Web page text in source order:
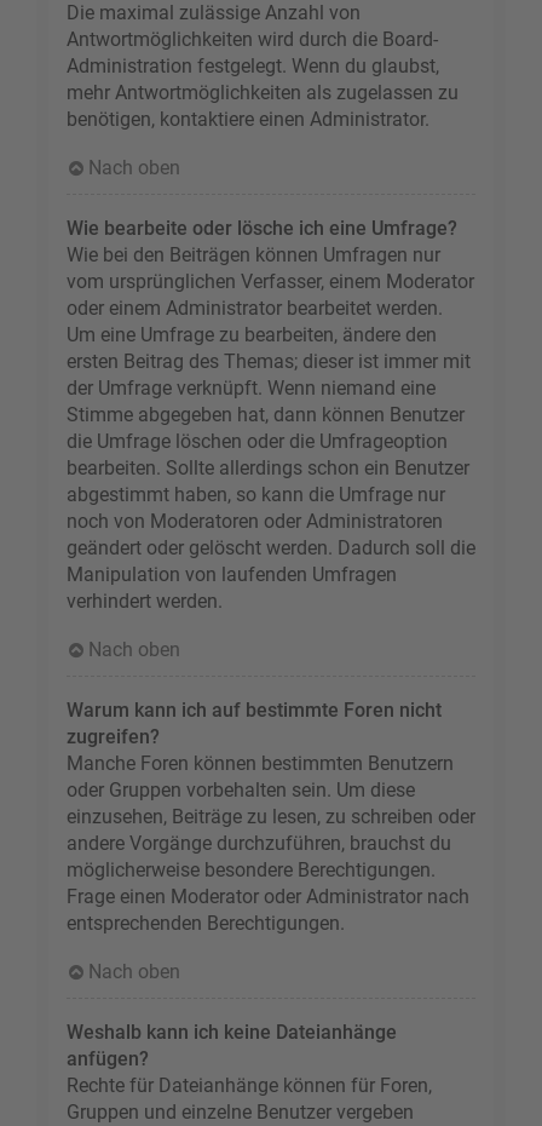
Die maximal zulässige Anzahl von
Antwortmöglichkeiten wird durch die Board-
Administration festgelegt. Wenn du glaubst,
mehr Antwortmöglichkeiten als zugelassen zu
benötigen, kontaktiere einen Administrator.
Nach oben
Wie bearbeite oder lösche ich eine Umfrage?
Wie bei den Beiträgen können Umfragen nur
vom ursprünglichen Verfasser, einem Moderator
oder einem Administrator bearbeitet werden.
Um eine Umfrage zu bearbeiten, ändere den
ersten Beitrag des Themas; dieser ist immer mit
der Umfrage verknüpft. Wenn niemand eine
Stimme abgegeben hat, dann können Benutzer
die Umfrage löschen oder die Umfrageoption
bearbeiten. Sollte allerdings schon ein Benutzer
abgestimmt haben, so kann die Umfrage nur
noch von Moderatoren oder Administratoren
geändert oder gelöscht werden. Dadurch soll die
Manipulation von laufenden Umfragen
verhindert werden.
Nach oben
Warum kann ich auf bestimmte Foren nicht
zugreifen?
Manche Foren können bestimmten Benutzern
oder Gruppen vorbehalten sein. Um diese
einzusehen, Beiträge zu lesen, zu schreiben oder
andere Vorgänge durchzuführen, brauchst du
möglicherweise besondere Berechtigungen.
Frage einen Moderator oder Administrator nach
entsprechenden Berechtigungen.
Nach oben
Weshalb kann ich keine Dateianhänge
anfügen?
Rechte für Dateianhänge können für Foren,
Gruppen und einzelne Benutzer vergeben